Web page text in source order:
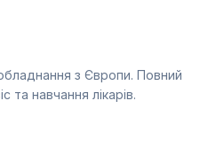
з Європи. Повний
та навчання лікарів.